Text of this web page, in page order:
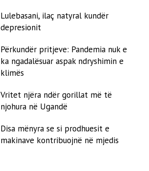
Lulebasani, ilaç natyral kundër
depresionit
Përkundër pritjeve: Pandemia nuk e
ka ngadalësuar aspak ndryshimin e
klimës
Vritet njëra ndër gorillat më të
njohura në Ugandë
Disa mënyra se si prodhuesit e
makinave kontribuojnë në mjedis